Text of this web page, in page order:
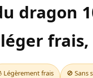
dragon
frais,
Légèrement frais 🚫 Sans